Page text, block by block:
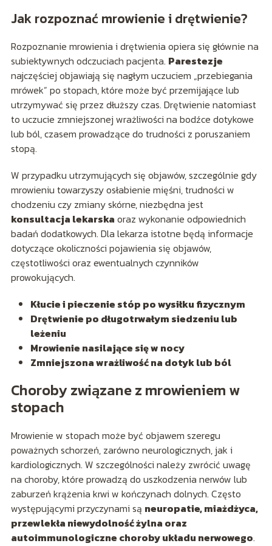
Jak rozpoznać mrowienie i drętwienie?
Rozpoznanie mrowienia i drętwienia opiera się głównie na
subiektywnych odczuciach pacjenta. Parestezje
najczęściej objawiają się nagłym uczuciem „przebiegania
mrówek” po stopach, które może być przemijające lub
utrzymywać się przez dłuższy czas. Drętwienie natomiast
to uczucie zmniejszonej wrażliwości na bodźce dotykowe
lub ból, czasem prowadzące do trudności z poruszaniem
stopą.
W przypadku utrzymujących się objawów, szczególnie gdy
mrowieniu towarzyszy osłabienie mięśni, trudności w
chodzeniu czy zmiany skórne, niezbędna jest
konsultacja lekarska oraz wykonanie odpowiednich
badań dodatkowych. Dla lekarza istotne będą informacje
dotyczące okoliczności pojawienia się objawów,
częstotliwości oraz ewentualnych czynników
prowokujących.
Kłucie i pieczenie stóp po wysiłku fizycznym
Drętwienie po długotrwałym siedzeniu lub
leżeniu
Mrowienie nasilające się w nocy
Zmniejszona wrażliwość na dotyk lub ból
Choroby związane z mrowieniem w
stopach
Mrowienie w stopach może być objawem szeregu
poważnych schorzeń, zarówno neurologicznych, jak i
kardiologicznych. W szczególności należy zwrócić uwagę
na choroby, które prowadzą do uszkodzenia nerwów lub
zaburzeń krążenia krwi w kończynach dolnych. Często
występującymi przyczynami są neuropatie, miażdżyca,
przewlekła niewydolność żylna oraz
autoimmunologiczne choroby układu nerwowego.